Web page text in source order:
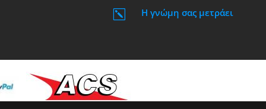
k Η γνώμη σας μετράει